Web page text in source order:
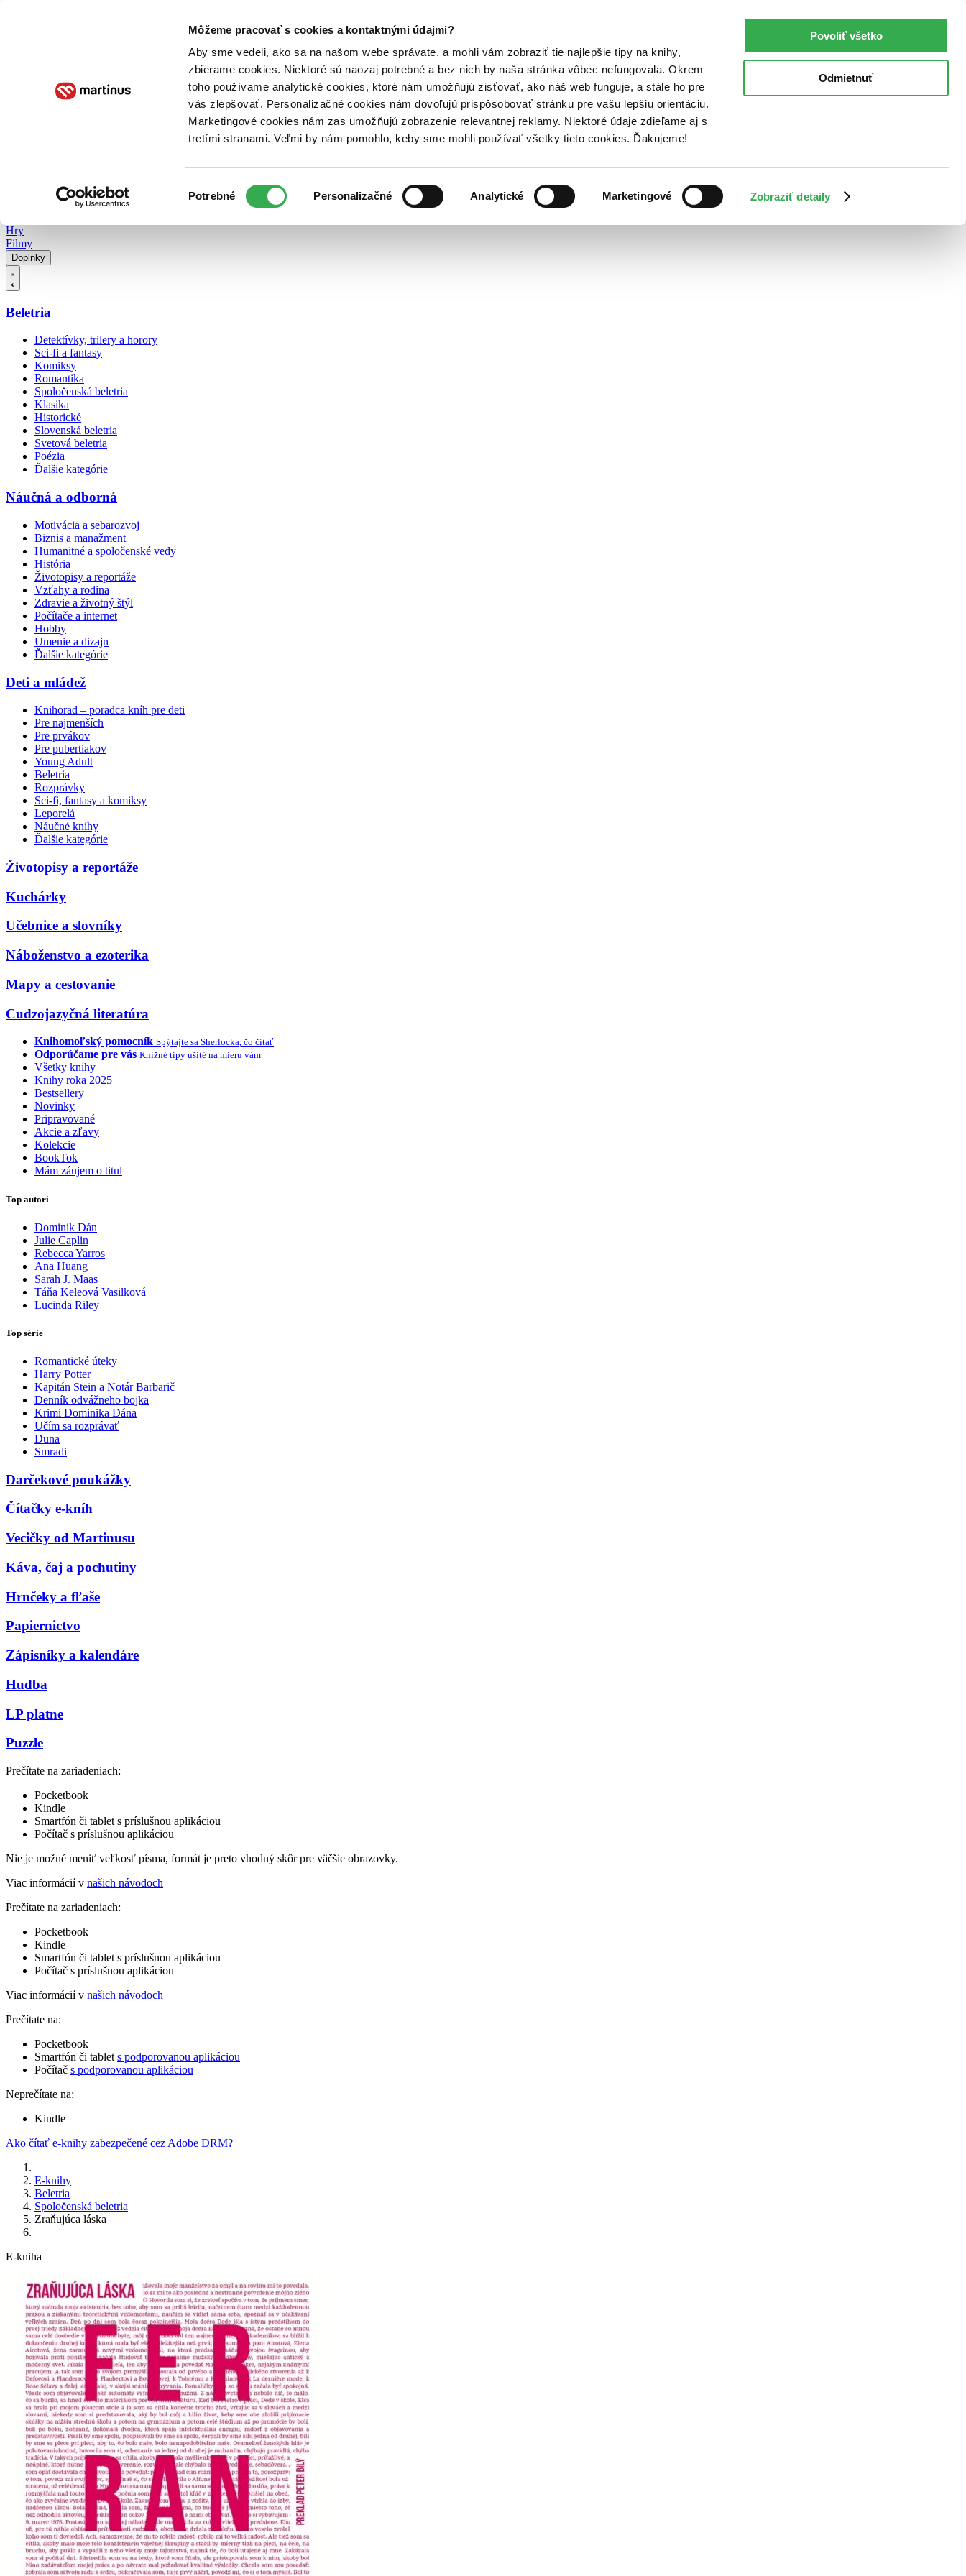
Môžeme pracovať s cookies a kontaktnými údajmi?
Aby sme vedeli, ako sa na našom webe správate, a mohli vám zobraziť tie najlepšie tipy na knihy,
zbierame cookies. Niektoré sú naozaj potrebné a bez nich by naša stránka vôbec nefungovala. Okrem
toho používame analytické cookies, ktoré nám umožňujú zisťovať, ako náš web funguje, a stále ho pre
vás zlepšovať. Personalizačné cookies nám dovoľujú prispôsobovať stránku pre vašu lepšiu orientáciu.
Marketingové cookies nám zas umožňujú zobrazenie relevantnej reklamy. Niektoré údaje zdieľame aj s
tretími stranami. Veľmi by nám pomohlo, keby sme mohli používať všetky tieto cookies. Ďakujeme!
súhlasu
Potrebné Personalizačné Analytické Marketingové Zobraziť detaily
Povoliť všetko
Odmietnuť
Poukážky Kontakt
Hry
Filmy
Doplnky
Beletria
Detektívky, trilery a horory
Sci-fi a fantasy
Komiksy
Romantika
Spoločenská beletria
Klasika
Historické
Slovenská beletria
Svetová beletria
Poézia
Ďalšie kategórie
Náučná a odborná
Motivácia a sebarozvoj
Biznis a manažment
Humanitné a spoločenské vedy
História
Životopisy a reportáže
Vzťahy a rodina
Zdravie a životný štýl
Počítače a internet
Hobby
Umenie a dizajn
Ďalšie kategórie
Deti a mládež
Knihorad – poradca kníh pre deti
Pre najmenších
Pre prvákov
Pre pubertiakov
Young Adult
Beletria
Rozprávky
Sci-fi, fantasy a komiksy
Leporelá
Náučné knihy
Ďalšie kategórie
Životopisy a reportáže
Kuchárky
Učebnice a slovníky
Náboženstvo a ezoterika
Mapy a cestovanie
Cudzojazyčná literatúra
Knihomoľský pomocník Spýtajte sa Sherlocka, čo čítať
Odporúčame pre vás Knižné tipy ušité na mieru vám
Všetky knihy
Knihy roka 2025
Bestsellery
Novinky
Pripravované
Akcie a zľavy
Kolekcie
BookTok
Mám záujem o titul
Top autori
Dominik Dán
Julie Caplin
Rebecca Yarros
Ana Huang
Sarah J. Maas
Táňa Keleová Vasilková
Lucinda Riley
Top série
Romantické úteky
Harry Potter
Kapitán Stein a Notár Barbarič
Denník odvážneho bojka
Krimi Dominika Dána
Učím sa rozprávať
Duna
Smradi
Darčekové poukážky
Čítačky e-kníh
Vecičky od Martinusu
Káva, čaj a pochutiny
Hrnčeky a fľaše
Papiernictvo
Zápisníky a kalendáre
Hudba
LP platne
Puzzle
Prečítate na zariadeniach:
Pocketbook
Kindle
Smartfón či tablet s príslušnou aplikáciou
Počítač s príslušnou aplikáciou
Nie je možné meniť veľkosť písma, formát je preto vhodný skôr pre väčšie obrazovky.
Viac informácií v našich návodoch
Prečítate na zariadeniach:
Pocketbook
Kindle
Smartfón či tablet s príslušnou aplikáciou
Počítač s príslušnou aplikáciou
Viac informácií v našich návodoch
Prečítate na:
Pocketbook
Smartfón či tablet s podporovanou aplikáciou
Počítač s podporovanou aplikáciou
Neprečítate na:
Kindle
Ako čítať e-knihy zabezpečené cez Adobe DRM?
E-knihy
Beletria
Spoločenská beletria
Zraňujúca láska
E-kniha